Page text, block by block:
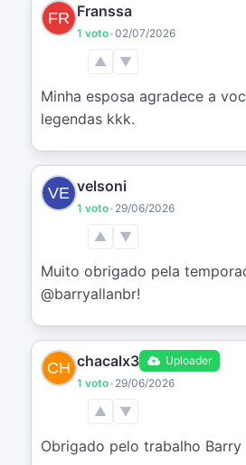
Franssa
1 voto•02/07/2026
▲ ▼
Minha esposa agradece a
legendas kkk.
velsoni
1 voto• 29/06/2026
▲ ▼
Muito obrigado pela
@barryallanbr!
chacalx3
Uploader
1 voto• 29/06/2026
▲ ▼
Obrigado pelo trabalho Barry